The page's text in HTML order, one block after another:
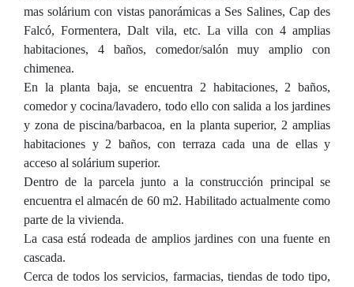
mas solárium con vistas panorámicas a Ses Salines, Cap des
Falcó, Formentera, Dalt vila, etc. La villa con 4 amplias
habitaciones, 4 baños, comedor/salón muy amplio con
chimenea.
En la planta baja, se encuentra 2 habitaciones, 2 baños,
comedor y cocina/lavadero, todo ello con salida a los jardines
y zona de piscina/barbacoa, en la planta superior, 2 amplias
habitaciones y 2 baños, con terraza cada una de ellas y
acceso al solárium superior.
Dentro de la parcela junto a la construcción principal se
encuentra el almacén de 60 m2. Habilitado actualmente como
parte de la vivienda.
La casa está rodeada de amplios jardines con una fuente en
cascada.
Cerca de todos los servicios, farmacias, tiendas de todo tipo,